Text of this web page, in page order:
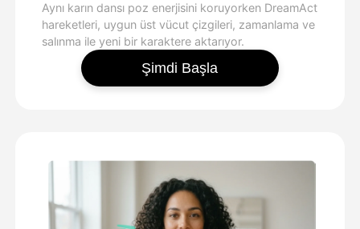
Aynı karın dansı poz enerjisini koruyorken DreamAct
hareketleri, uygun üst vücut çizgileri, zamanlama ve
salınma ile yeni bir karaktere aktarıyor.
Şimdi Başla